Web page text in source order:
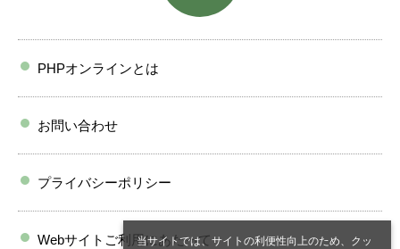
当サイトでは、サイトの利便性向上のため、クッ
PHPオンラインとは
お問い合わせ
プライバシーポリシー
Webサイトご利用にあたって